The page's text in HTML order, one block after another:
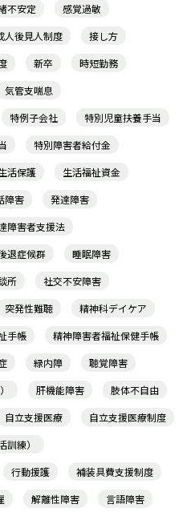
不安定
感覚過敏
人後見人制度
接し方
新卒
時短勤務
気管支喘息
特例子会社
特別児童扶養手当
特別障害者給付金
活保護
生活福祉資金
障害
発達障害
障害者支援法
退症候群
睡眠障害
所
社交不安障害
突発性難聴
精神科デイケア
手帳
精神障害者福祉保健手帳
緑内障
聴覚障害
肝機能障害
肢体不自由
自立支援医療
自立支援医療制度
訓練）
行動援護
補装具費支援制度
解離性障害
言語障害